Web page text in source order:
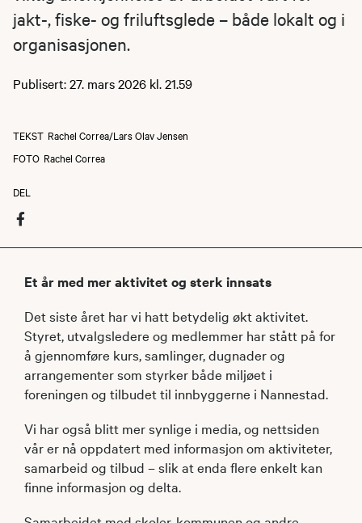
jakt-, fiske- og friluftsglede – både lokalt og i
organisasjonen.
Publisert: 27. mars 2026 kl. 21.59
TEKST Rachel Correa/Lars Olav Jensen
FOTO Rachel Correa
DEL
Et år med mer aktivitet og sterk innsats
Det siste året har vi hatt betydelig økt aktivitet.
Styret, utvalgsledere og medlemmer har stått på for
å gjennomføre kurs, samlinger, dugnader og
arrangementer som styrker både miljøet i
foreningen og tilbudet til innbyggerne i Nannestad.
Vi har også blitt mer synlige i media, og nettsiden
vår er nå oppdatert med informasjon om aktiviteter,
samarbeid og tilbud – slik at enda flere enkelt kan
finne informasjon og delta.